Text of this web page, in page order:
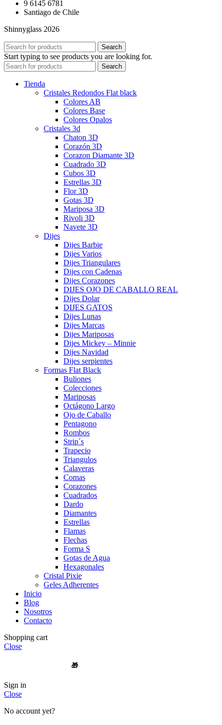
9 6145 6781
Santiago de Chile
Shinnyglass 2026
Search
Start typing to see products you are looking for.
Search
Tienda
Cristales Redondos Flat black
Colores AB
Colores Base
Colores Opalos
Cristales 3d
Chaton 3D
Corazón 3D
Corazon Diamante 3D
Cuadrado 3D
Cubos 3D
Estrellas 3D
Flor 3D
Gotas 3D
Mariposa 3D
Rivoli 3D
Navete 3D
Dijes
Dijes Barbie
Dijes Varios
Dijes Triangulares
Dijes con Cadenas
Dijes Corazones
DIJES OJO DE CABALLO REAL
Dijes Dolar
DIJES GATOS
Dijes Lunas
Dijes Marcas
Dijes Mariposas
Dijes Mickey – Minnie
Dijes Navidad
Dijes serpientes
Formas Flat Black
Buliones
Colecciones
Mariposas
Octágono Largo
Ojo de Caballo
Pentagono
Rombos
Strip´s
Trapecio
Triangulos
Calaveras
Comas
Corazones
Cuadrados
Dardo
Diamantes
Estrellas
Flamas
Flechas
Forma S
Gotas de Agua
Hexagonales
Cristal Pixie
Geles Adherentes
Inicio
Blog
Nosotros
Contacto
Shopping cart
Close
🎁
Sign in
Close
No account yet?